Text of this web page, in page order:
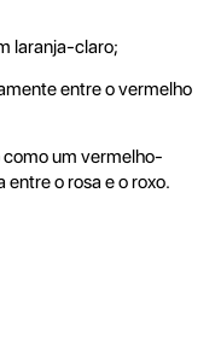
laranja-claro;
entre o vermelho
como um vermelho-
o rosa e o roxo.